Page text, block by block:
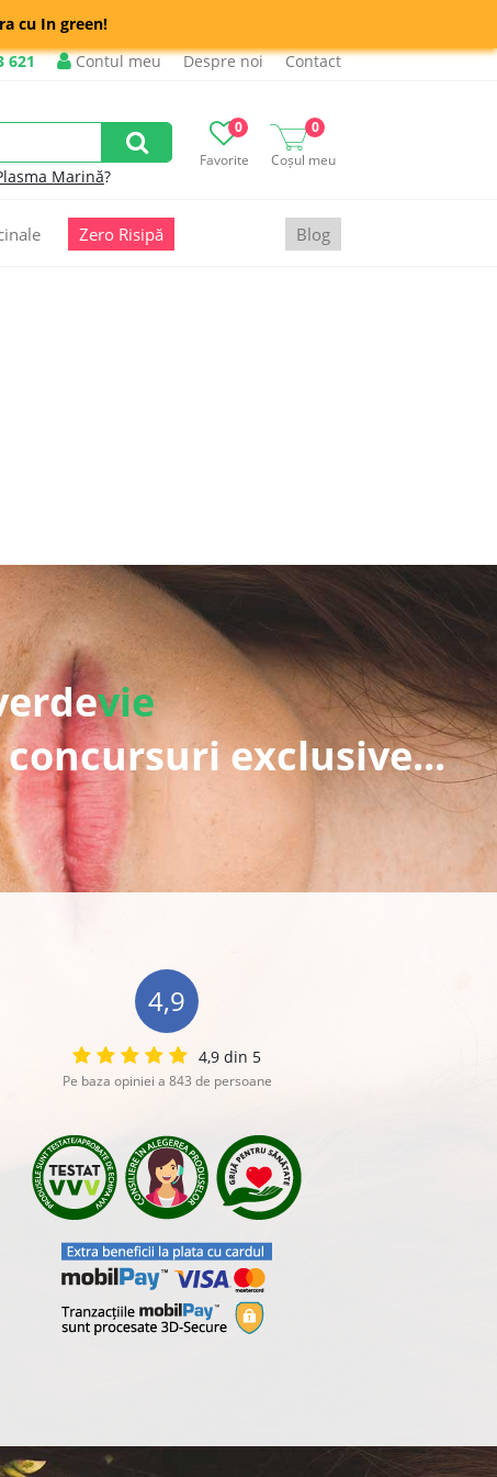
cu In green!
621 Contul meu Despre noi Contact
Favorite
0
Coșul meu
0
Marină?
Zero Risipă Blog
vie
exclusive...
4,9
4,9 din 5
Pe baza opiniei a 843 de persoane